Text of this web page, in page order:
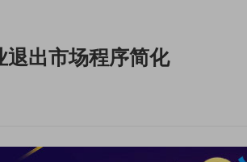
退出市场程序简化